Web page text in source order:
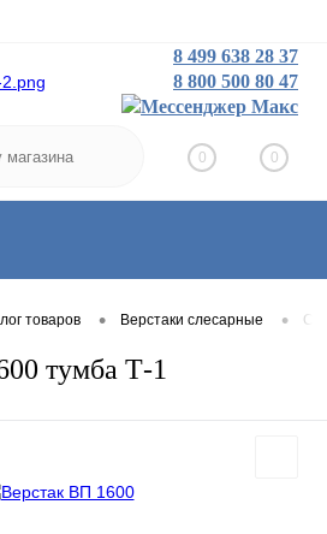
Заказать звонок
8 499 638 28 37
8 800 500 80 47
0 0
товаров • Верстаки слесарные •
тумба Т-1